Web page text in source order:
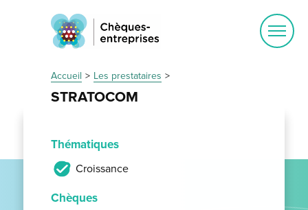
Accueil Les prestataires
STRATOCOM
Thématiques
Croissance
Chèques
Ouvrir
le